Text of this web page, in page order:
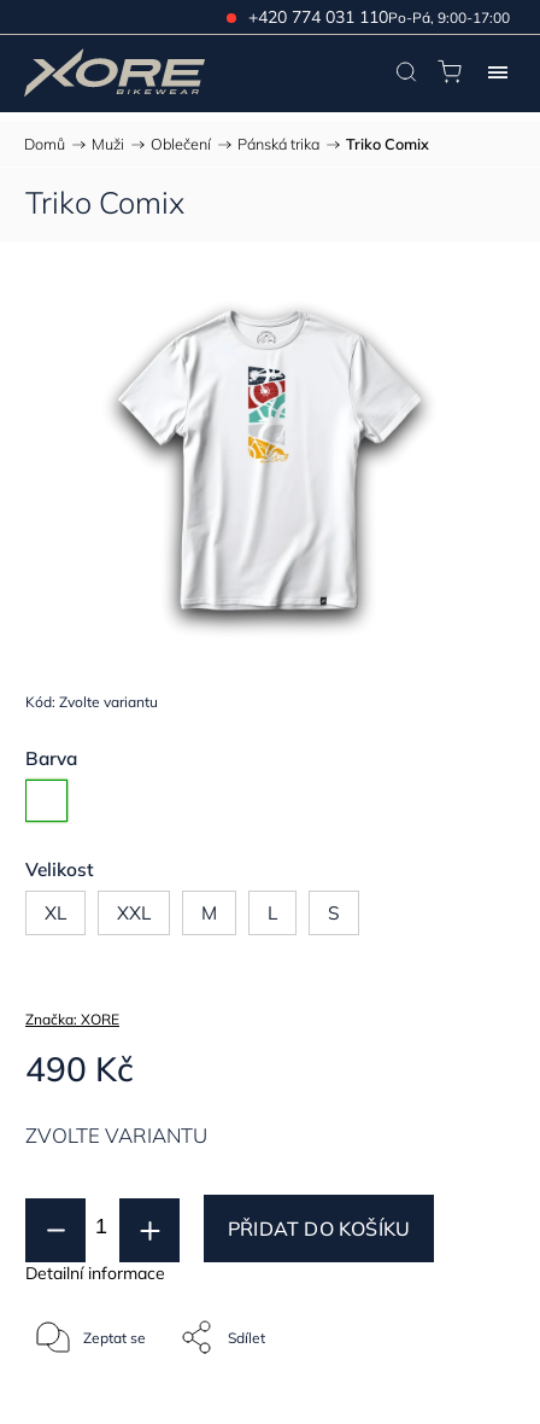
+420 774 031 110Po-Pá, 9:00-17:00
Domů / Muži / Oblečení / Pánská trika / Triko Comix
Triko Comix
Kód: Zvolte variantu
Barva
Velikost
XL
XXL M L S
Značka: XORE
490 Kč
ZVOLTE VARIANTU
PŘIDAT DO KOŠÍKU
Detailní informace
Zeptat se Sdílet